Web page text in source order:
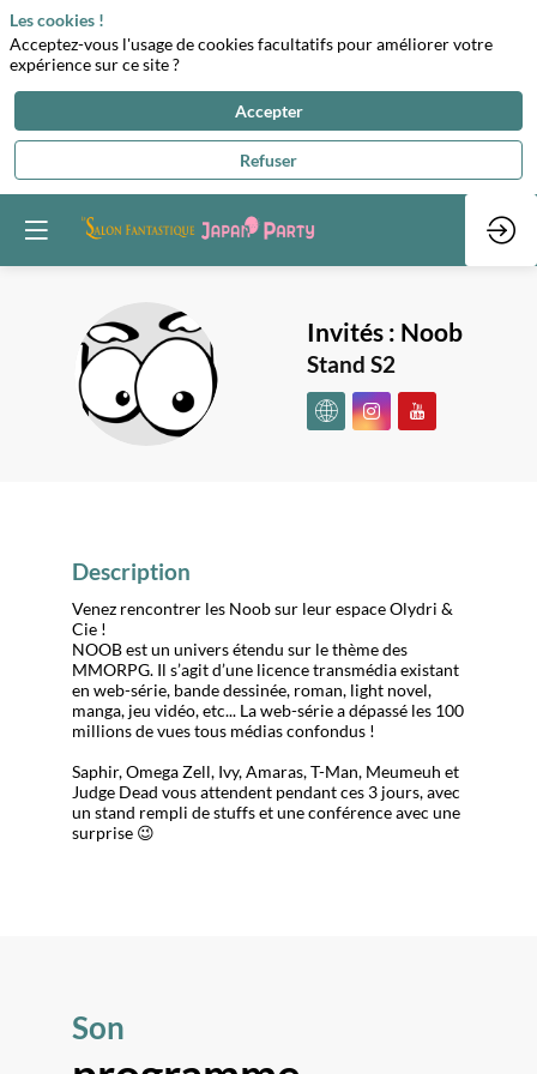
I:N
Invités : Noob
Stand S2
Description
Venez rencontrer les Noob sur leur espace Olydri &
Cie !
NOOB est un univers étendu sur le thème des
MMORPG. Il s’agit d’une licence transmédia existant
en web-série, bande dessinée, roman, light novel,
manga, jeu vidéo, etc... La web-série a dépassé les 100
millions de vues tous médias confondus !
Saphir, Omega Zell, Ivy, Amaras, T-Man, Meumeuh et
Judge Dead vous attendent pendant ces 3 jours, avec
un stand rempli de stuffs et une conférence avec une
Son
Les cookies !
Acceptez-vous l'usage de cookies facultatifs pour améliorer votre
expérience sur ce site ?
Accepter
Refuser